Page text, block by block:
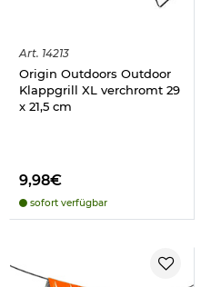
Art. 14213
Origin Outdoors Outdoor
Klappgrill XL verchromt 29
x 21,5 cm
9,98€
sofort verfügbar